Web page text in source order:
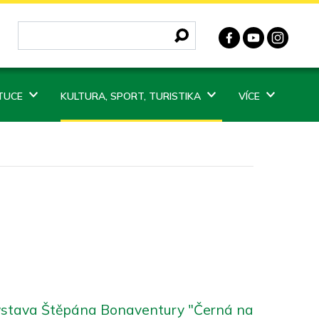
KULTURA, SPORT, TURISTIKA VÍCE
Štěpána Bonaventury "Černá na